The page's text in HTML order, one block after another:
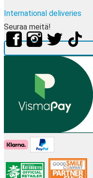
International deliveries
Seuraa meitä!